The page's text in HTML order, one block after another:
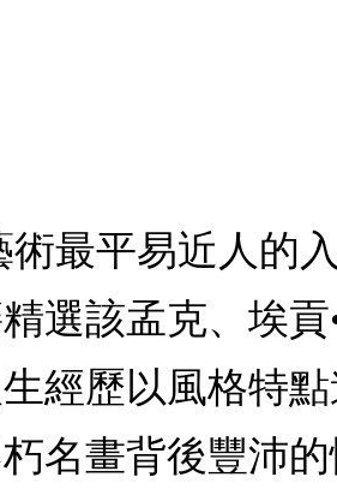
最平易近人的
該孟克、埃貢
經歷以風格特
名畫背後豐沛